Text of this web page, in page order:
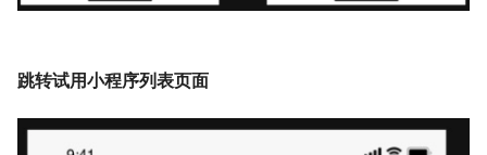
跳转试用小程序列表页面